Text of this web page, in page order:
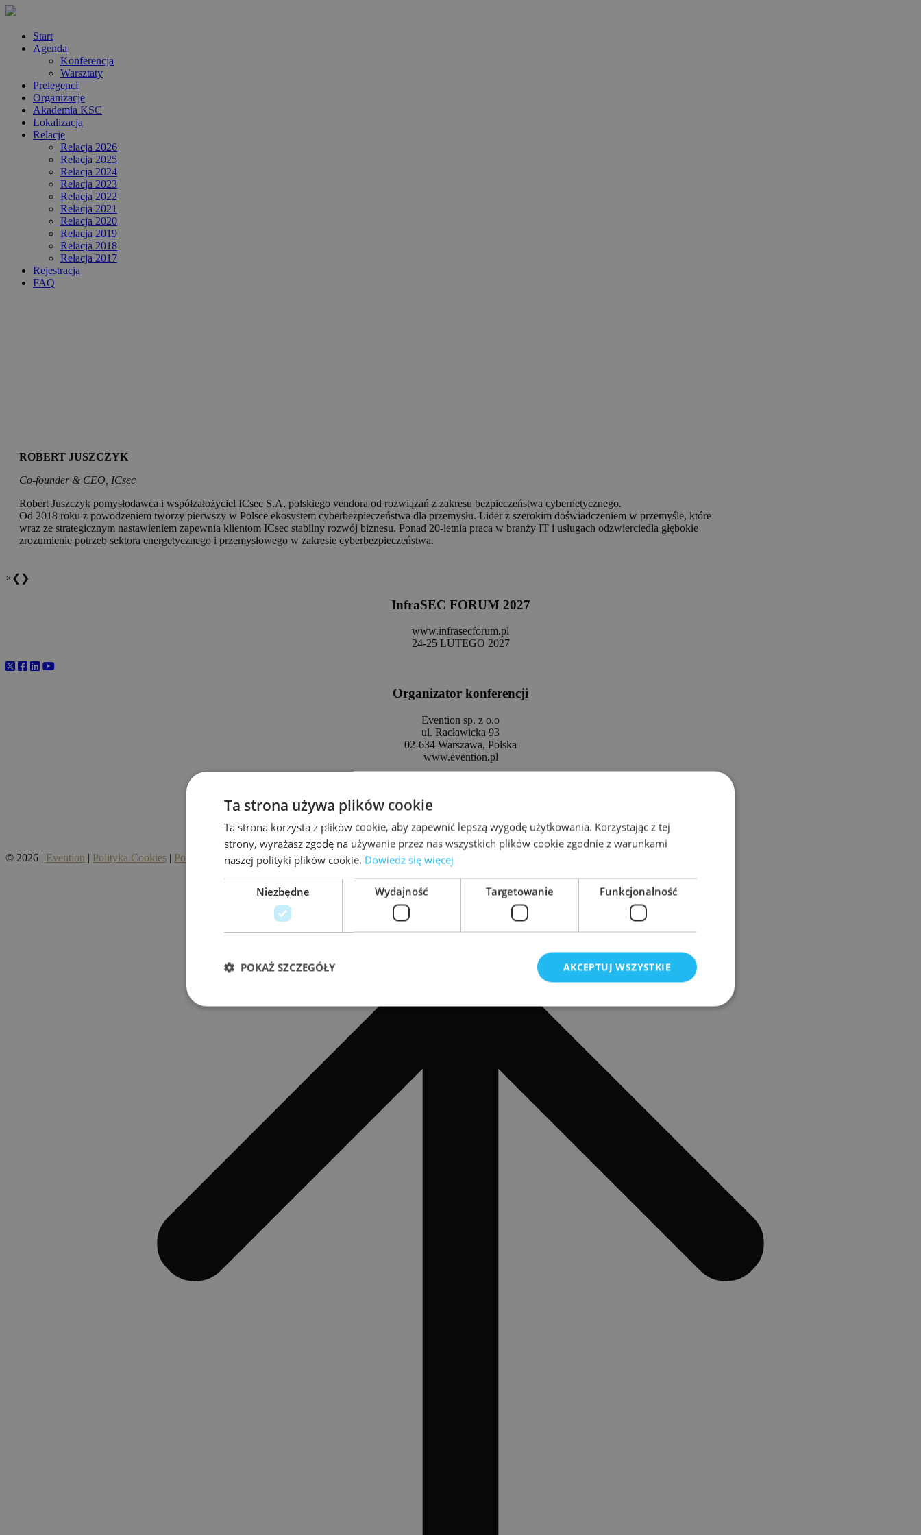
Start
Agenda
Konferencja
Warsztaty
Prelegenci
Organizacje
Akademia KSC
Lokalizacja
Relacje
Relacja 2026
Relacja 2025
Relacja 2024
Relacja 2023
Relacja 2022
Relacja 2021
Relacja 2020
Relacja 2019
Relacja 2018
Relacja 2017
Rejestracja
FAQ
ROBERT JUSZCZYK
Co-founder & CEO, ICsec
Robert Juszczyk pomysłodawca i współzałożyciel ICsec S.A, polskiego vendora od rozwiązań z zakresu bezpieczeństwa cybernetycznego.
Od 2018 roku z powodzeniem tworzy pierwszy w Polsce ekosystem cyberbezpieczeństwa dla przemysłu. Lider z szerokim doświadczeniem w przemyśle, które
wraz ze strategicznym nastawieniem zapewnia klientom ICsec stabilny rozwój biznesu. Ponad 20-letnia praca w branży IT i usługach odzwierciedla głębokie
zrozumienie potrzeb sektora energetycznego i przemysłowego w zakresie cyberbezpieczeństwa.
×❮ ❯
InfraSEC FORUM 2027
www.infrasecforum.pl
24-25 LUTEGO 2027
Organizator konferencji
Evention sp. z o.o
ul. Racławicka 93
02-634 Warszawa, Polska
www.evention.pl
Kaja Fąfara
m. +48 577 739 775
e:uczestnik@evention.com.pl
© 2026 | Evention | Polityka Cookies | Polityka prywatności|Regulamin
Ta strona używa plików cookie
Ta strona korzysta z plików cookie, aby zapewnić lepszą wygodę użytkowania. Korzystając z tej
strony, wyrażasz zgodę na używanie przez nas wszystkich plików cookie zgodnie z warunkami
naszej polityki plików cookie. Dowiedz się więcej
Niezbędne Wydajność Targetowanie Funkcjonalność
AKCEPTUJ WSZYSTKIE
POKAŻ SZCZEGÓŁY